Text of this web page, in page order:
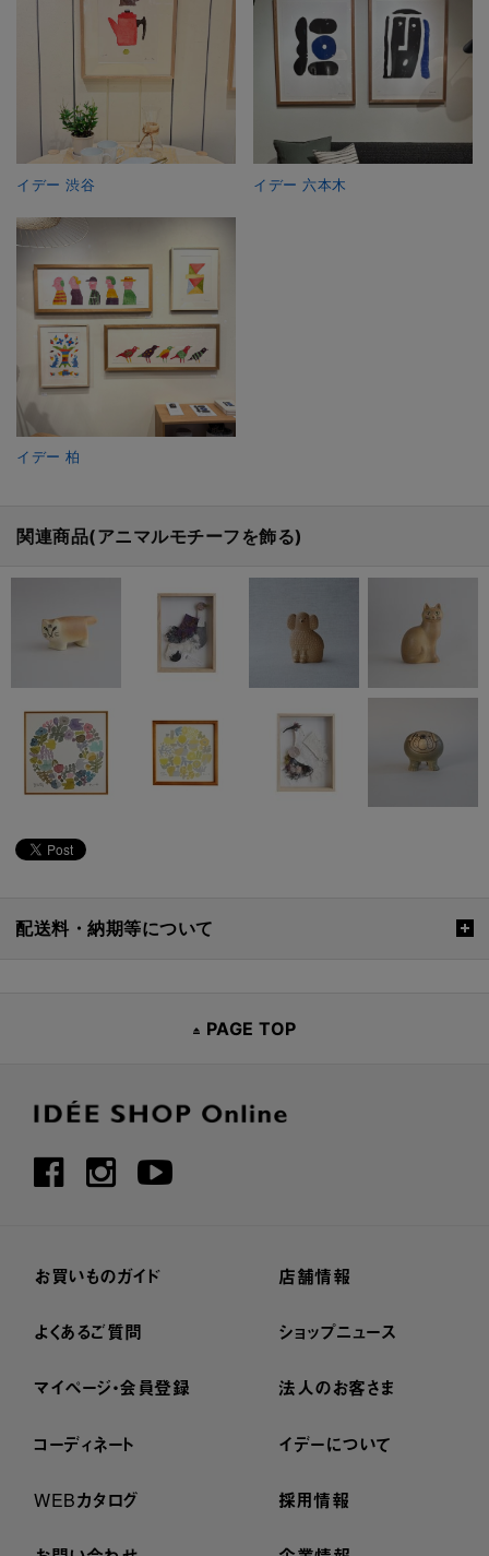
イデー 渋谷 イデー 六本木
イデー 柏
関連商品(アニマルモチーフを飾る)
配送料・納期等について
PAGE TOP
お買いものガイド
よくあるご質問
マイページ・会員登録
コーディネート
WEBカタログ
店舗情報
ショップニュース
法人のお客さま
イデーについて
採用情報